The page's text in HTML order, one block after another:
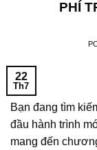
PHÍ
22
Th7
Bạn đang tìm
đầu hành trình
mang đến